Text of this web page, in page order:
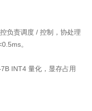
负责调度 / 控制，协处理
。
INT4 量化，显存占用